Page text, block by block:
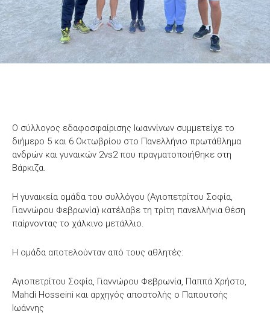
O σύλλογος εδαφοσφαίρισης Ιωαννίνων συμμετείχε το
διήμερο 5 και 6 Οκτωβρίου στο Πανελλήνιο πρωτάθλημα
ανδρών και γυναικών 2vs2 που πραγματοποιήθηκε στη
Βάρκιζα.
Η γυναικεία ομάδα του συλλόγου (Αγιοπετρίτου Σοφία,
Γιαννώρου Φεβρωνία) κατέλαβε τη τρίτη πανελλήνια θέση
παίρνοντας το χάλκινο μετάλλιο.
Η ομάδα αποτελούνταν από τους αθλητές:
Αγιοπετρίτου Σοφία, Γιαννώρου Φεβρωνία, Παππά Χρήστο,
Mahdi Hosseini και αρχηγός αποστολής ο Παπουτσής
Ιωάννης